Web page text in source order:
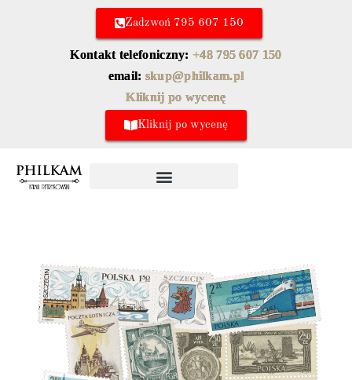
Zadzwoń 795 607 150
Kontakt telefoniczny:+48 795 607 150
email: skup@philkam.pl
Kliknij po wycenę
Kliknij po wycenę